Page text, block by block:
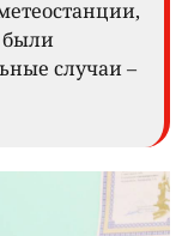
были
случаи –